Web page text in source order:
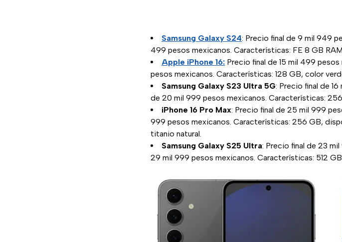
Samsung Galaxy S24: Precio final de 9 mil 949
499 pesos mexicanos. Características: FE 8 GB
Apple iPhone 16: Precio final de 15 mil 499
pesos mexicanos. Características: 128 GB, color
Samsung Galaxy S23 Ultra 5G: Precio final de
de 20 mil 999 pesos mexicanos. Características:
iPhone 16 Pro Max: Precio final de 25 mil 999
999 pesos mexicanos. Características: 256 GB,
titanio natural.
Samsung Galaxy S25 Ultra: Precio final de 23
29 mil 999 pesos mexicanos. Características: 512